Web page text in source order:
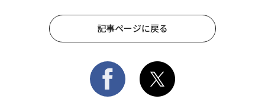
記事ページに戻る